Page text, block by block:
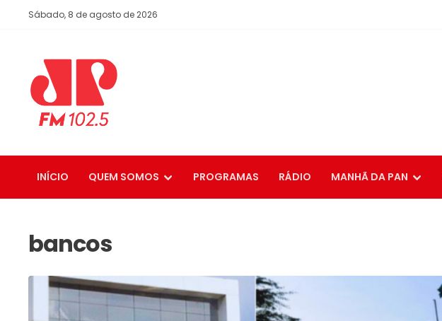
Sábado, 8 de agosto de 2026
INÍCIO QUEM SOMOS PROGRAMAS RÁDIO MANHÃ DA PAN